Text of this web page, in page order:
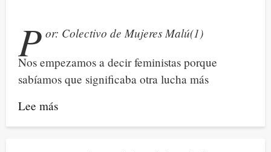
las
feministas
P or: Colectivo de Mujeres Malú(1)
Nos empezamos a decir feministas porque
sabíamos que significaba otra lucha más
Lee más
Manifiesto